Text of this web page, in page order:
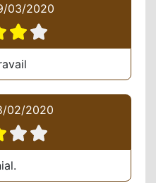
03/2020
02/2020